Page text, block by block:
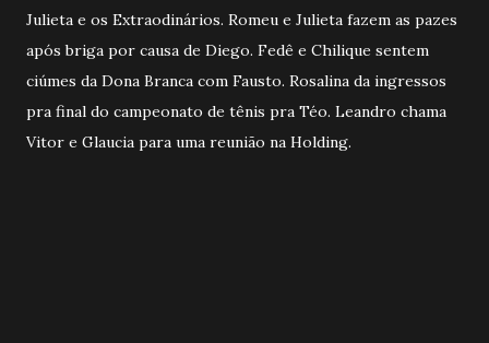
Julieta e os Extraodinários. Romeu e Julieta fazem as pazes
após briga por causa de Diego. Fedê e Chilique sentem
ciúmes da Dona Branca com Fausto. Rosalina da ingressos
pra final do campeonato de tênis pra Téo. Leandro chama
Vitor e Glaucia para uma reunião na Holding.